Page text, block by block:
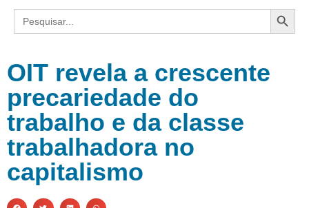
Search
for:
OIT revela a crescente
precariedade do
trabalho e da classe
trabalhadora no
capitalismo